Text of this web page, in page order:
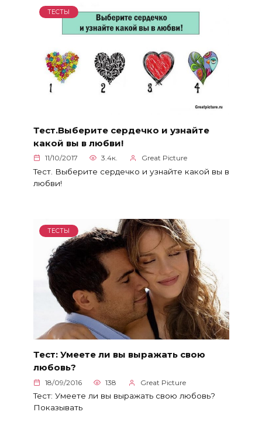
ТЕСТЫ
Тест.Выберите сердечко и узнайте
какой вы в любви!
11/10/2017 3.4к. Great Picture
Тест. Выберите сердечко и узнайте какой вы в
любви!
ТЕСТЫ
Тест: Умеете ли вы выражать свою
любовь?
18/09/2016 138 Great Picture
Тест: Умеете ли вы выражать свою любовь?
Показывать